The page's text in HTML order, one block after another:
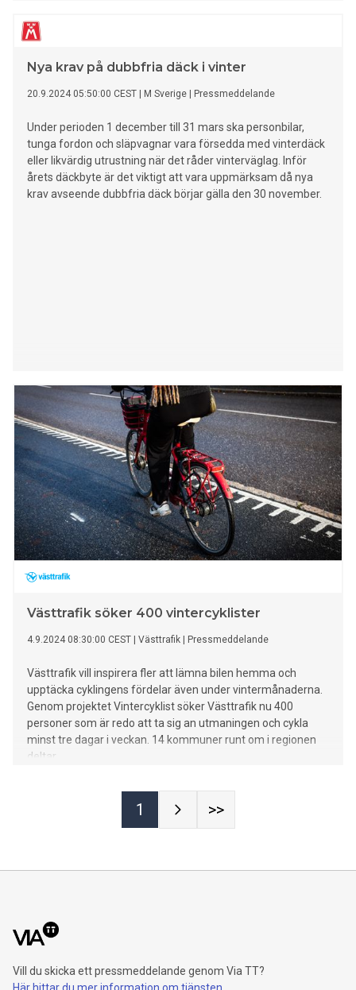
Nya krav på dubbfria däck i vinter
20.9.2024 05:50:00 CEST M Sverige Pressmeddelande
Under perioden 1 december till 31 mars ska personbilar,
tunga fordon och släpvagnar vara försedda med vinterdäck
eller likvärdig utrustning när det råder vinterväglag. Inför
årets däckbyte är det viktigt att vara uppmärksam då nya
krav avseende dubbfria däck börjar gälla den 30 november.
Västtrafik söker 400 vintercyklister
4.9.2024 08:30:00 CEST Västtrafik Pressmeddelande
Västtrafik vill inspirera fler att lämna bilen hemma och
upptäcka cyklingens fördelar även under vintermånaderna.
Genom projektet Vintercyklist söker Västtrafik nu 400
personer som är redo att ta sig an utmaningen och cykla
minst tre dagar i veckan. 14 kommuner runt om i regionen
deltar.
1 >>
Vill du skicka ett pressmeddelande genom Via TT?